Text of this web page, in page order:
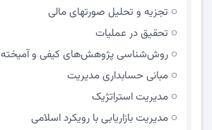
تجزیه و تحلیل صورتهای مالی
تحقیق در عملیات
روش‌شناسی پژوهش‌های کیفی و آمیخته
مبانی حسابداری مدیریت
مدیریت استراتژیک
مدیریت بازاریابی با رویکرد اسلامی